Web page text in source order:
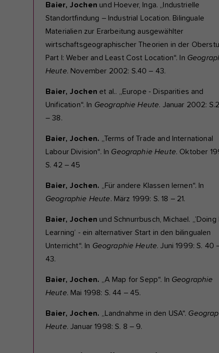
Baier, Jochen und Hoever, Inga. „Industrielle
Standortfindung – Industrial Location. Bilinguale
Materialien zur Erarbeitung ausgewählter
wirtschaftsgeographischer Theorien in der
Part I: Weber and Least Cost Location“. In
Heute. November 2002: S.40 – 43.
Baier, Jochen et al.. „Europe - Disparities and
Unification“. In Geographie Heute. Januar 2002:
– 38.
Baier, Jochen. „Terms of Trade and International
Labour Division“. In Geographie Heute. Oktober
S. 42 – 45
Baier, Jochen. „Für andere Klassen lernen“. In
Geographie Heute. März 1999: S. 18 – 21.
Baier, Jochen und Schnurrbusch, Michael. „’Doing
Learning’ - ein alternativer Start in den bilingualen
Unterricht“. In Geographie Heute. Juni 1999: S. 40
43.
Baier, Jochen. „A Map for Sepp“. In Geographie
Heute. Mai 1998: S. 44 – 45.
Baier, Jochen. „Landnahme in den USA“.
Heute. Januar 1998: S. 8 – 9.